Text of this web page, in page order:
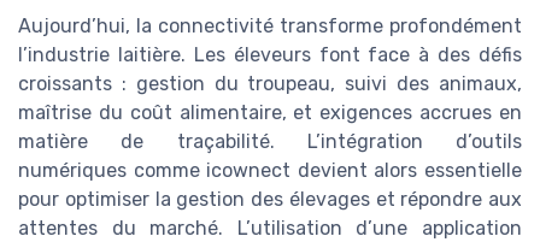
Aujourd’hui, la connectivité transforme profondément
l’industrie laitière. Les éleveurs font face à des défis
croissants : gestion du troupeau, suivi des animaux,
maîtrise du coût alimentaire, et exigences accrues en
matière de traçabilité. L’intégration d’outils
numériques comme icownect devient alors essentielle
pour optimiser la gestion des élevages et répondre aux
attentes du marché. L’utilisation d’une application